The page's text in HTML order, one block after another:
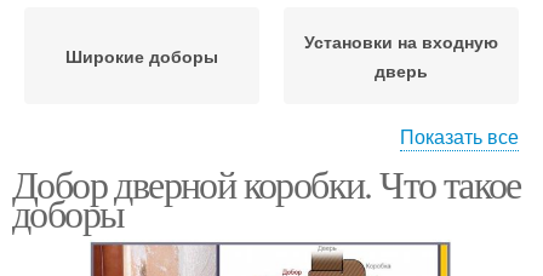
Широкие доборы
Установки на входную
дверь
Доборы для входных
дверей
Показать все
Добор дверной коробки. Что такое
доборы